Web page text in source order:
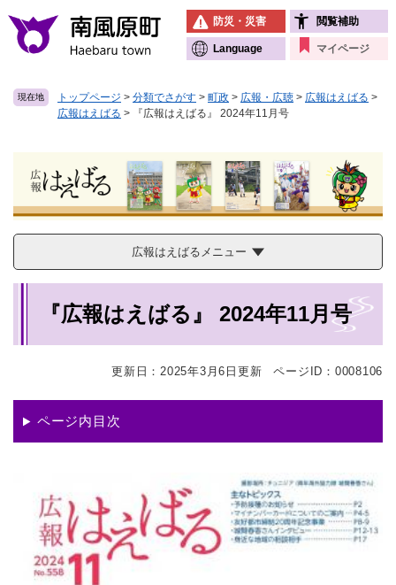
メニューを飛ばして本文へ
防災・災害 閲覧補助
Language マイページ
現在地 トップページ > 分類でさがす > 町政 > 広報・広聴 > 広報はえばる >
広報はえばる > 『広報はえばる』 2024年11月号
広報はえばるメニュー
『広報はえばる』 2024年11月号
更新日：2025年3月6日更新 ページID：0008106
ページ内目次